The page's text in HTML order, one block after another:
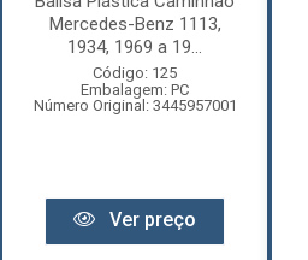
Mercedes-Benz 1113,
1934, 1969 a 19...
Código: 125
Embalagem: PC
Número Original: 3445957001
Ver preço